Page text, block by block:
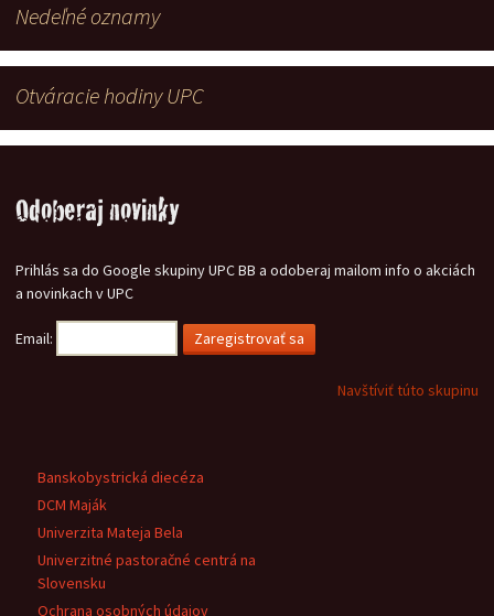
Nedeľné oznamy
Otváracie hodiny UPC
Odoberaj novinky
Prihlás sa do Google skupiny UPC BB a odoberaj mailom info o akciách
a novinkach v UPC
Email:
Navštíviť túto skupinu
Banskobystrická diecéza
DCM Maják
Univerzita Mateja Bela
Univerzitné pastoračné centrá na
Slovensku
Ochrana osobných údajov